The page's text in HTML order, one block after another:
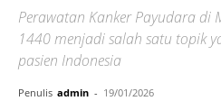
Perawatan Kanker Payudara di
1440 menjadi salah satu topik
pasien Indonesia
Penulis admin - 19/01/2026